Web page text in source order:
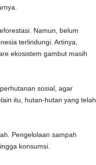
Namun, belum
terlindungi. Artinya,
ekosistem gambut masih
sosial, agar
itu, hutan-hutan yang telah
Pengelolaan sampah
konsumsi.